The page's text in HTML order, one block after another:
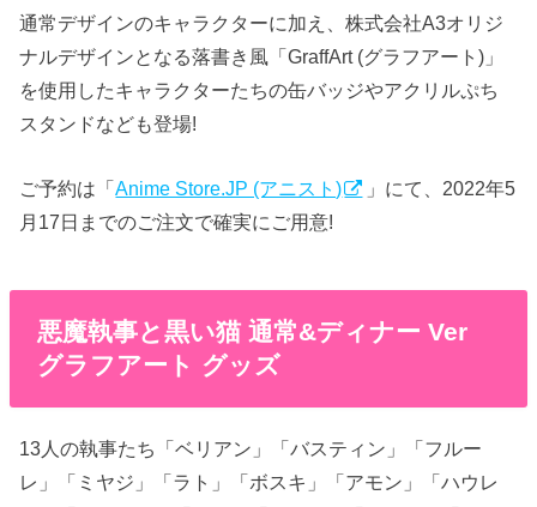
通常デザインのキャラクターに加え、株式会社A3オリジ
ナルデザインとなる落書き風「GraffArt (グラフアート)」
を使用したキャラクターたちの缶バッジやアクリルぷち
スタンドなども登場!
ご予約は「Anime Store.JP (アニスト)
」にて、2022年5
月17日までのご注文で確実にご用意!
悪魔執事と黒い猫 通常&ディナー Ver
グラフアート グッズ
13人の執事たち「ベリアン」「バスティン」「フルー
レ」「ミヤジ」「ラト」「ボスキ」「アモン」「ハウレ